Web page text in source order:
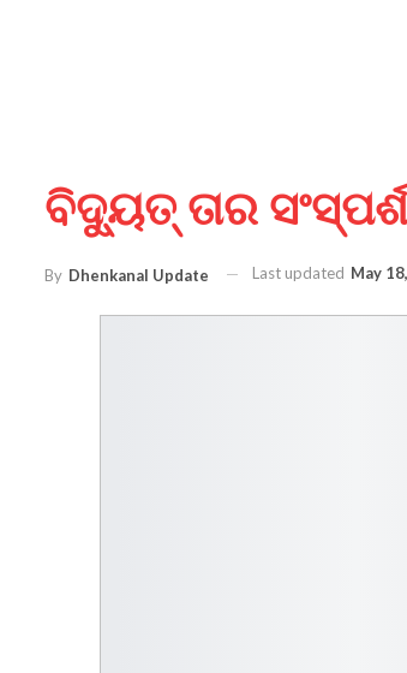
ବିଦ୍ୟୁତ୍ ତାର
By Dhenkanal Update Last updated May